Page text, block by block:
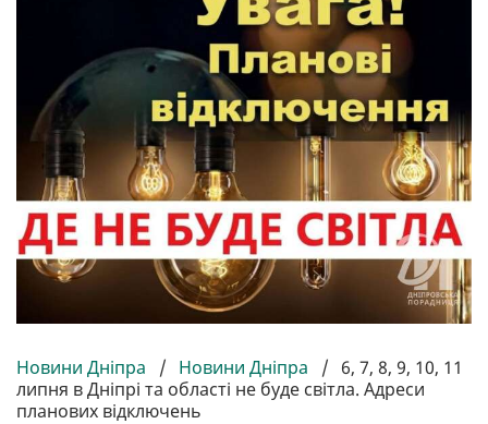
Новини Дніпра / Новини Дніпра / 6, 7, 8, 9, 10, 11
липня в Дніпрі та області не буде світла. Адреси
планових відключень